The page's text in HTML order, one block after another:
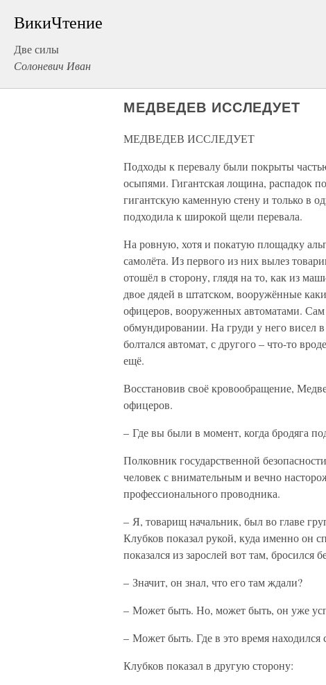
ВикиЧтение
Две силы
Солоневич Иван
МЕДВЕДЕВ ИССЛЕДУЕТ
МЕДВЕДЕВ ИССЛЕДУЕТ
Подходы к перевалу были покрыты
осыпями. Гигантская лощина, распадок
гигантскую каменную стену и только в
подходила к широкой щели перевала.
На ровную, хотя и покатую площадку
самолёта. Из первого из них вылез
отошёл в сторону, глядя на то, как из
двое дядей в штатском, вооружённые
офицеров, вооруженных автоматами.
обмундировании. На груди у него висел
болтался автомат, с другого – что-то
ещё.
Восстановив своё кровообращение,
офицеров.
– Где вы были в момент, когда бродяга
Полковник государственной
человек с внимательным и вечно
профессионального проводника.
– Я, товарищ начальник, был во главе
Клубков показал рукой, куда именно он
показался из зарослей вот там, бросился
– Значит, он знал, что его там ждали?
– Может быть. Но, может быть, он уже
– Может быть. Где в это время
Клубков показал в другую сторону: